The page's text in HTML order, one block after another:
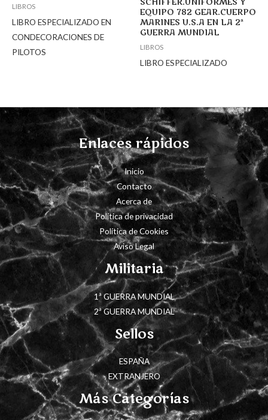
LIBROS
LIBRO ESPECIALIZADO EN
CONDECORACIONES DE
PILOTOS
SCHIFFER.UNIFORMES Y
EQUIPO 782 GEAR.CUERPO
MARINES U.S.A EN LA 2ª
GUERRA MUNDIAL
LIBROS
LIBRO ESPECIALIZADO
Enlaces rápidos
Inicio
Contacto
Acerca de
Política de privacidad
Política de Cookies
Aviso Legal
Militaria
1ª GUERRA MUNDIAL
2ª GUERRA MUNDIAL
Sellos
ESPAÑA
EXTRANJERO
Más Categorías